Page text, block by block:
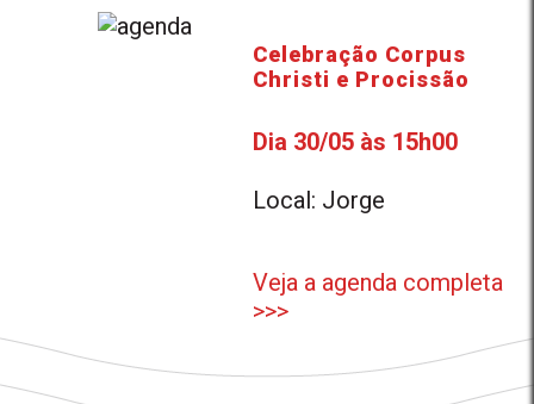
Celebração Corpus
Christi e Procissão
Dia 30/05 às 15h00
Local: Jorge
Veja a agenda completa
>>>